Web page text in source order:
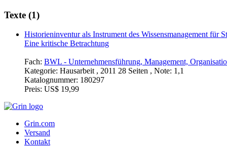
Texte (1)
Historieninventur als Instrument des Wissensmanagement für
Eine kritische Betrachtung
Fach: BWL - Unternehmensführung, Management,
Kategorie: Hausarbeit , 2011 28 Seiten , Note: 1,1
Katalognummer: 180297
Preis: US$ 19,99
Grin.com
Versand
Kontakt